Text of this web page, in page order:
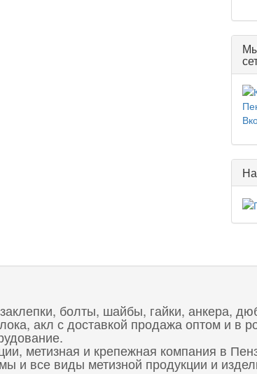
болты, шайбы, гайки, анкера,
акл с доставкой продажа оптом и в
метизная и крепежная компания в
и все виды метизной продукции и